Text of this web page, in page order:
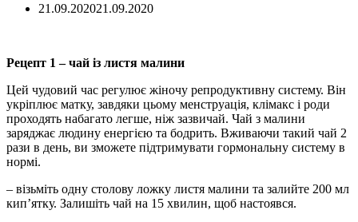
21.09.202021.09.2020
Рецепт 1 – чай із листя малини
Цей чудовий час регулює жіночу репродуктивну систему. Він
укріплює матку, завдяки цьому менструація, клімакс і роди
проходять набагато легше, ніж зазвичай. Чай з малини
заряджає людину енергією та бодрить. Вживаючи такий чай 2
рази в день, ви зможете підтримувати гормональну систему в
нормі.
– візьміть одну столову ложку листя малини та залийте 200 мл
кип’ятку. Залишіть чай на 15 хвилин, щоб настоявся.